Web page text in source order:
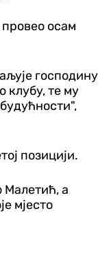
осам
господину
клубу, те му
позицији.
Малетић, а
мјесто